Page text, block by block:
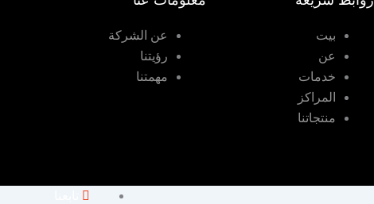
بيت
عن
خدمات
المراكز
منتجاتنا
عن الشركة
رؤيتنا
مهمتنا